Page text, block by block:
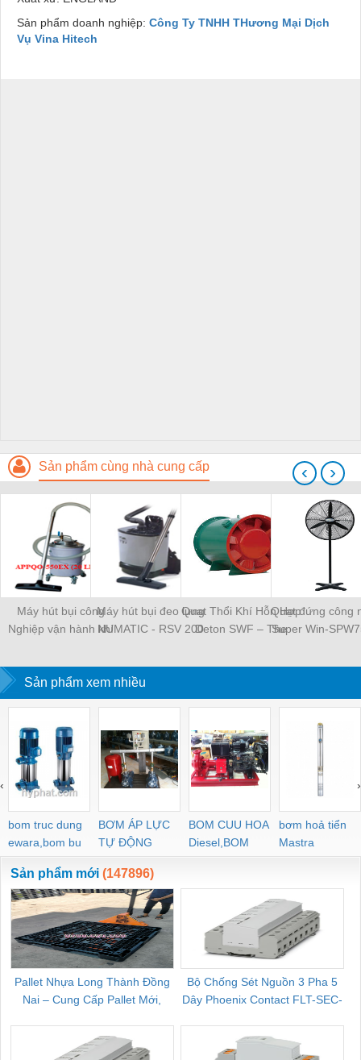
Sản phẩm doanh nghiệp: Công Ty TNHH THương Mại Dịch
Vụ Vina Hitech
Sản phẩm cùng nhà cung cấp
Máy hút bụi công
Nghiệp vận hành khí
Máy hút bụi đeo lưng
NUMATIC - RSV 200
Quạt Thổi Khí Hỗn Hợp
Deton SWF – The
Deton SWF
Quạt đứng công
Super Win-
‹ ›
Sản phẩm xem nhiều
bom truc dung
ewara,bom bu
ewara
BƠM ÁP LỰC
TỰ ĐỘNG
BOM CUU HOA
Diesel,BOM
CHUA CHAY
bơm hoả tiển
Mastra
‹ ›
Sản phẩm mới (147896)
Pallet Nhựa Long Thành Đồng
Nai – Cung Cấp Pallet Mới,
Bộ Chống Sét Nguồn 3 Pha 5
Dây Phoenix Contact FLT-SEC-